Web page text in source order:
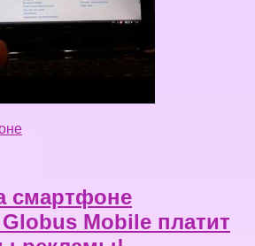
смартфоне
Mobile платит